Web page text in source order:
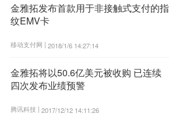
金雅拓发布首款用于非接触式支付的指
纹EMV卡
移动支付网 | 2018/1/6 14:27:14
金雅拓将以50.6亿美元被收购 已连续
四次发布业绩预警
腾讯科技 | 2017/12/12 14:11:26